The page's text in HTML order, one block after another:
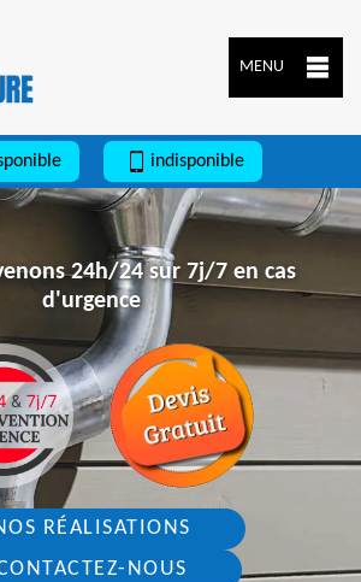
MENU
indisponible
24h/24 sur 7j/7 en cas
d'urgence
RÉALISATIONS
NOUS